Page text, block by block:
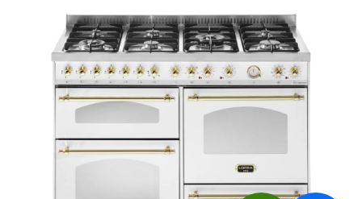
0,0
z
5
hvězdiček.